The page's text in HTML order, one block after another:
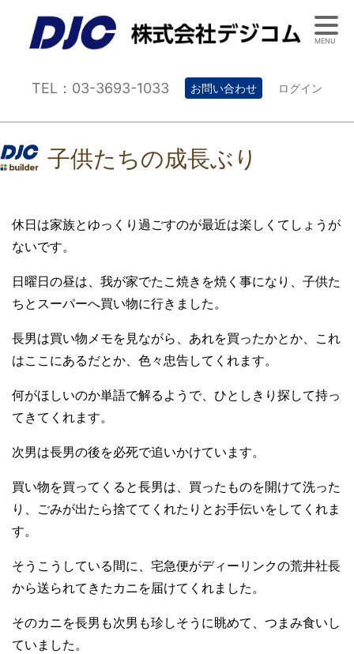
TEL：03-3693-1033 お問い合わせ ログイン
子供たちの成長ぶり
休日は家族とゆっくり過ごすのが最近は楽しくてしょうが
ないです。
日曜日の昼は、我が家でたこ焼きを焼く事になり、子供た
ちとスーパーへ買い物に行きました。
長男は買い物メモを見ながら、あれを買ったかとか、これ
はここにあるだとか、色々忠告してくれます。
何がほしいのか単語で解るようで、ひとしきり探して持っ
てきてくれます。
次男は長男の後を必死で追いかけています。
買い物を買ってくると長男は、買ったものを開けて洗った
り、ごみが出たら捨ててくれたりとお手伝いをしてくれま
す。
そうこうしている間に、宅急便がディーリンクの荒井社長
から送られてきたカニを届けてくれました。
そのカニを長男も次男も珍しそうに眺めて、つまみ食いし
ていました。
MENU